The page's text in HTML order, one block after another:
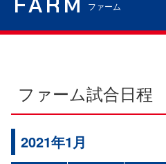
ファーム
ファーム試合日程
2021年1月